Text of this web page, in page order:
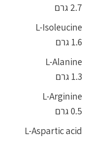
2.7 גרם
L-Isoleucine
1.6 גרם
L-Alanine
1.3 גרם
L-Arginine
0.5 גרם
L-Aspartic acid